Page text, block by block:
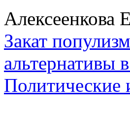
Алексеенкова
Закат
альтернативы
Политические